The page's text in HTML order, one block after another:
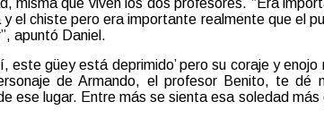
el chiste pero era importante realmente que el
apuntó Daniel.
este güey está deprimido’ pero su coraje y
de Armando, el profesor Benito, te dé
ese lugar. Entre más se sienta esa soledad